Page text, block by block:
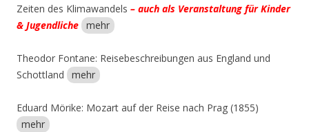
Zeiten des Klimawandels – auch als Veranstaltung für Kinder
& Jugendliche mehr
Theodor Fontane: Reisebeschreibungen aus England und
Schottland
mehr
Eduard Mörike: Mozart auf der Reise nach Prag (1855)
mehr